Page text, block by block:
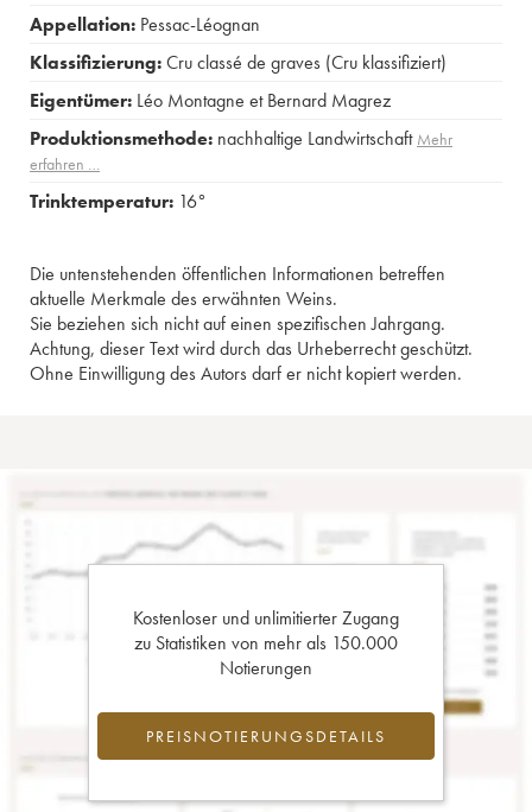
Appellation: Pessac-Léognan
Klassifizierung:Cru classé de graves (Cru klassifiziert)
Eigentümer: Léo Montagne et Bernard Magrez
Produktionsmethode: nachhaltige Landwirtschaft Mehr
erfahren …
Trinktemperatur: 16°
Die untenstehenden öffentlichen Informationen betreffen
aktuelle Merkmale des erwähnten Weins.
Sie beziehen sich nicht auf einen spezifischen Jahrgang.
Achtung, dieser Text wird durch das Urheberrecht geschützt.
Ohne Einwilligung des Autors darf er nicht kopiert werden.
Kostenloser und unlimitierter Zugang
zu Statistiken von mehr als 150.000
Notierungen
PREISNOTIERUNGSDETAILS